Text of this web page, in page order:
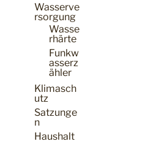
Wasserve
rsorgung
Wasse
rhärte
Funkw
asserz
ähler
Klimasch
utz
Satzunge
n
Haushalt